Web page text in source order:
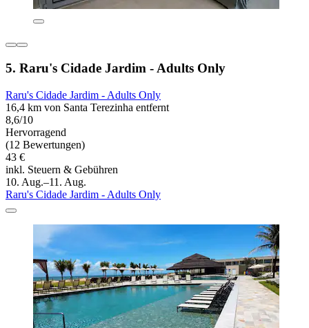
5. Raru's Cidade Jardim - Adults Only
Raru's Cidade Jardim - Adults Only
16,4 km von Santa Terezinha entfernt
8,6/10
Hervorragend
(12 Bewertungen)
43 €
inkl. Steuern & Gebühren
10. Aug.–11. Aug.
Raru's Cidade Jardim - Adults Only